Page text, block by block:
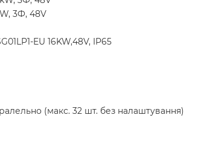
3Ф, 48V
EU 16KW,48V, IP65
(макс. 32 шт. без налаштування)